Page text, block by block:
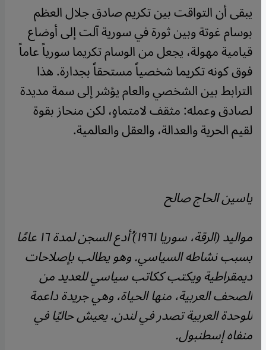
يبقى أن التواقت بين تكريم صادق جلال العظم
بوسام غوتة وبين ثورة في سورية آلت إلى أوضاع
قيامية مهولة، يجعل من الوسام تكريما سورياً عاماً
فوق كونه تكريما شخصياً مستحقاً بجدارة. هذا
الترابط بين الشخصي والعام يؤشر إلى سمة مديدة
لصادق وعمله: مثقف لامتماهٍ، لكن منحاز بقوة
لقيم الحرية والعدالة، والعقل والعالمية.
ياسين الحاج صالح
مواليد (الرقة، سوريا ١٩٦١) ُأدع السجن لمدة ١٦ عامًا
بسبب نشاطه السياسي. وهو يطالب بإصلاحات
ديمقراطية ويكتب ككاتب سياسي للعديد من
الصحف العربية، منها الحياة، وهي جريدة داعمة
للوحدة العربية تصدر في لندن. يعيش حاليًا في
منفاه إسطنبول.